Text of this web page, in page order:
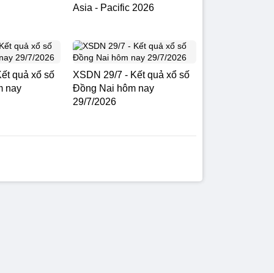
Asia - Pacific 2026
quả xổ số
nay
XSDN 29/7 - Kết quả xổ số
Đồng Nai hôm nay
29/7/2026